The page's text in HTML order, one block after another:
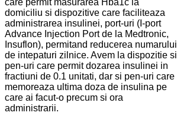
care permit masurarea Hba1c la
domiciliu si dispozitive care faciliteaza
administrarea insulinei, port-uri (I-port
Advance Injection Port de la Medtronic,
Insuflon), permitand reducerea numarului
de intepaturi zilnice. Avem la dispozitie si
pen-uri care permit dozarea insulinei in
fractiuni de 0.1 unitati, dar si pen-uri care
memoreaza ultima doza de insulina pe
care ai facut-o precum si ora
administrarii.